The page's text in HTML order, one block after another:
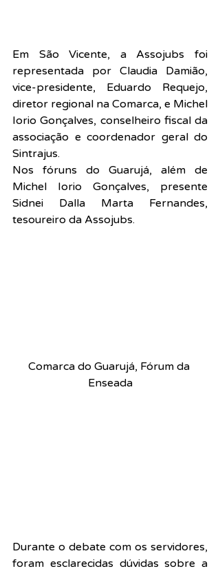
Em São Vicente, a Assojubs foi
representada por Claudia Damião,
vice-presidente, Eduardo Requejo,
diretor regional na Comarca, e Michel
Iorio Gonçalves, conselheiro fiscal da
associação e coordenador geral do
Sintrajus.
Nos fóruns do Guarujá, além de
Michel Iorio Gonçalves, presente
Sidnei Dalla Marta Fernandes,
tesoureiro da Assojubs.
Comarca do Guarujá, Fórum da
Enseada
Durante o debate com os servidores,
foram esclarecidas dúvidas sobre a